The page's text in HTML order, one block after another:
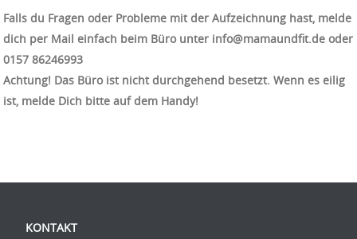
Falls du Fragen oder Probleme mit der Aufzeichnung hast, melde
dich per Mail einfach beim Büro unter info@mamaundfit.de oder
‭0157 86246993‬
Achtung! Das Büro ist nicht durchgehend besetzt. Wenn es eilig
ist, melde Dich bitte auf dem Handy!
KONTAKT